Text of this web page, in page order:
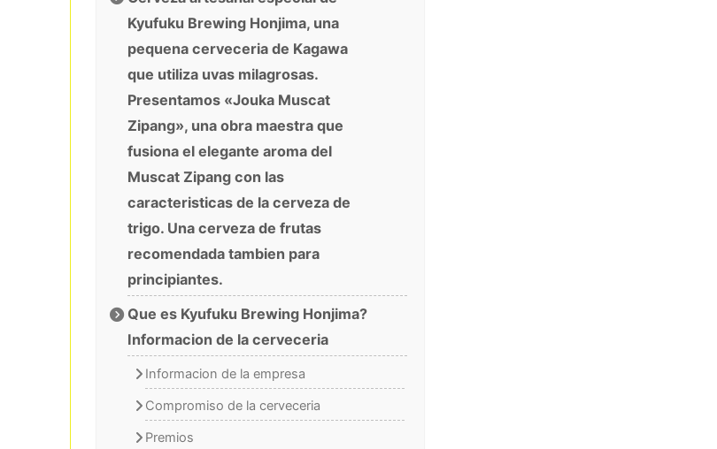
Kyufuku Brewing Honjima, una
pequena cerveceria de Kagawa
que utiliza uvas milagrosas.
Presentamos «Jouka Muscat
Zipang», una obra maestra que
fusiona el elegante aroma del
Muscat Zipang con las
caracteristicas de la cerveza de
trigo. Una cerveza de frutas
recomendada tambien para
principiantes.
Que es Kyufuku Brewing Honjima?
Informacion de la cerveceria
Informacion de la empresa
Compromiso de la cerveceria
Premios